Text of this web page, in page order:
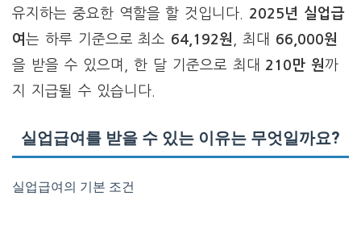
유지하는 중요한 역할을 할 것입니다. 2025년 실업급
여 는 하루 기준으로 최소 64,192원 , 최대 66,000원
을 받을 수 있으며, 한 달 기준으로 최대 210만 원까
지 지급될 수 있습니다.
실업급여를 받을 수 있는 이유는 무엇일까요?
실업급여의 기본 조건